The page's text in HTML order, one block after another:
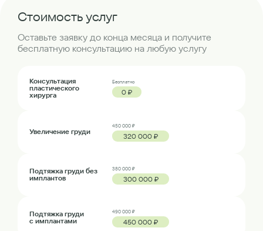
Стоимость услуг
Оставьте заявку до конца месяца и получите
бесплатную консультацию на любую услугу
Консультация
пластического
хирурга
Бесплатно
0 ₽
Увеличение груди
450 000 ₽
320 000 ₽
Подтяжка груди без
имплантов
380 000 ₽
300 000 ₽
Подтяжка груди
с имплантами
490 000 ₽
450 000 ₽